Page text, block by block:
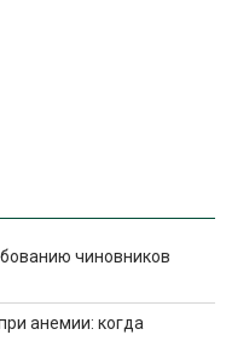
чиновников
анемии: когда